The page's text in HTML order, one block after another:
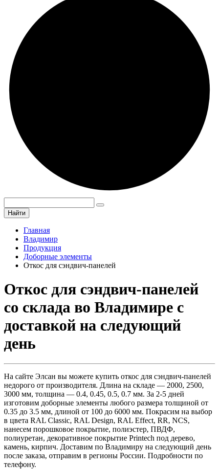
Найти
Главная
Владимир
Продукция
Доборные элементы
Откос для сэндвич-панелей
Откос для сэндвич-панелей
со склада во Владимире с
доставкой на следующий
день
На сайте Элсан вы можете купить откос для сэндвич-панелей
недорого от производителя. Длина на складе — 2000, 2500,
3000 мм, толщина — 0.4, 0.45, 0.5, 0.7 мм. За 2-5 дней
изготовим доборные элементы любого размера толщиной от
0.35 до 3.5 мм, длиной от 100 до 6000 мм. Покрасим на выбор
в цвета RAL Classic, RAL Design, RAL Effect, RR, NCS,
нанесем порошковое покрытие, полиэстер, ПВДФ,
полиуретан, декоративное покрытие Printech под дерево,
камень, кирпич. Доставим по Владимиру на следующий день
после заказа, отправим в регионы России. Подробности по
телефону.